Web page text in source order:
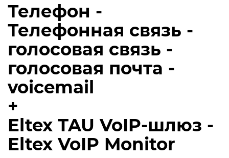
Телефон -
Телефонная связь -
голосовая связь -
голосовая почта -
voicemail
+
Eltex TAU VoIP-шлюз -
Eltex VoIP Monitor